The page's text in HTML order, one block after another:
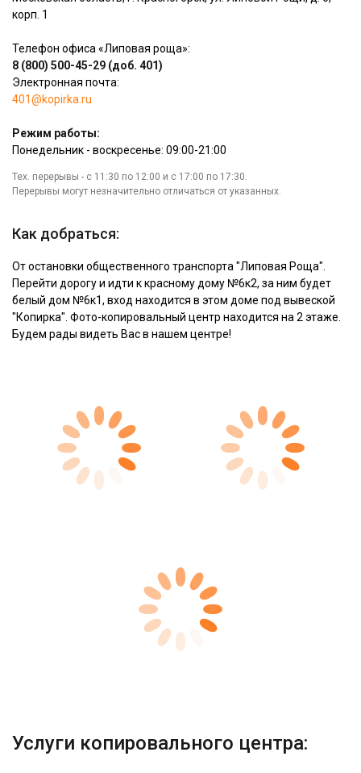
корп. 1
Телефон офиса «Липовая роща»:
8 (800) 500-45-29 (доб. 401)
Электронная почта:
401@kopirka.ru
Режим работы:
Понедельник - воскресенье: 09:00-21:00
Тех. перерывы - с 11:30 по 12:00 и с 17:00 по 17:30.
Перерывы могут незначительно отличаться от указанных.
Как добраться:
От остановки общественного транспорта "Липовая Роща".
Перейти дорогу и идти к красному дому №6к2, за ним будет
белый дом №6к1, вход находится в этом доме под вывеской
"Копирка". Фото-копировальный центр находится на 2 этаже.
Будем рады видеть Вас в нашем центре!
Услуги копировального центра: